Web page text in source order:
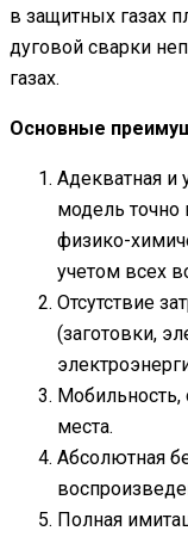
в защитных газах
дуговой сварки
газах.
Основные
Адекватная и
модель точно
физико-
учетом всех
Отсутствие
(заготовки,
Мобильность,
места.
Абсолютная
Полная